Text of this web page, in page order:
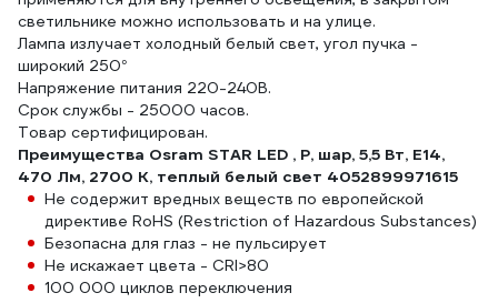
светильнике можно использовать и на улице.
Лампа излучает холодный белый свет, угол пучка -
широкий 250°
Напряжение питания 220-240В.
Срок службы - 25000 часов.
Товар сертифицирован.
Преимущества Osram STAR LED , P, шар, 5,5 Вт, E14,
470 Лм, 2700 К, теплый белый свет 4052899971615
Не содержит вредных веществ по европейской
директиве RoHS (Restriction of Hazardous Substances)
Безопасна для глаз - не пульсирует
Не искажает цвета - CRI>80
100 000 циклов переключения